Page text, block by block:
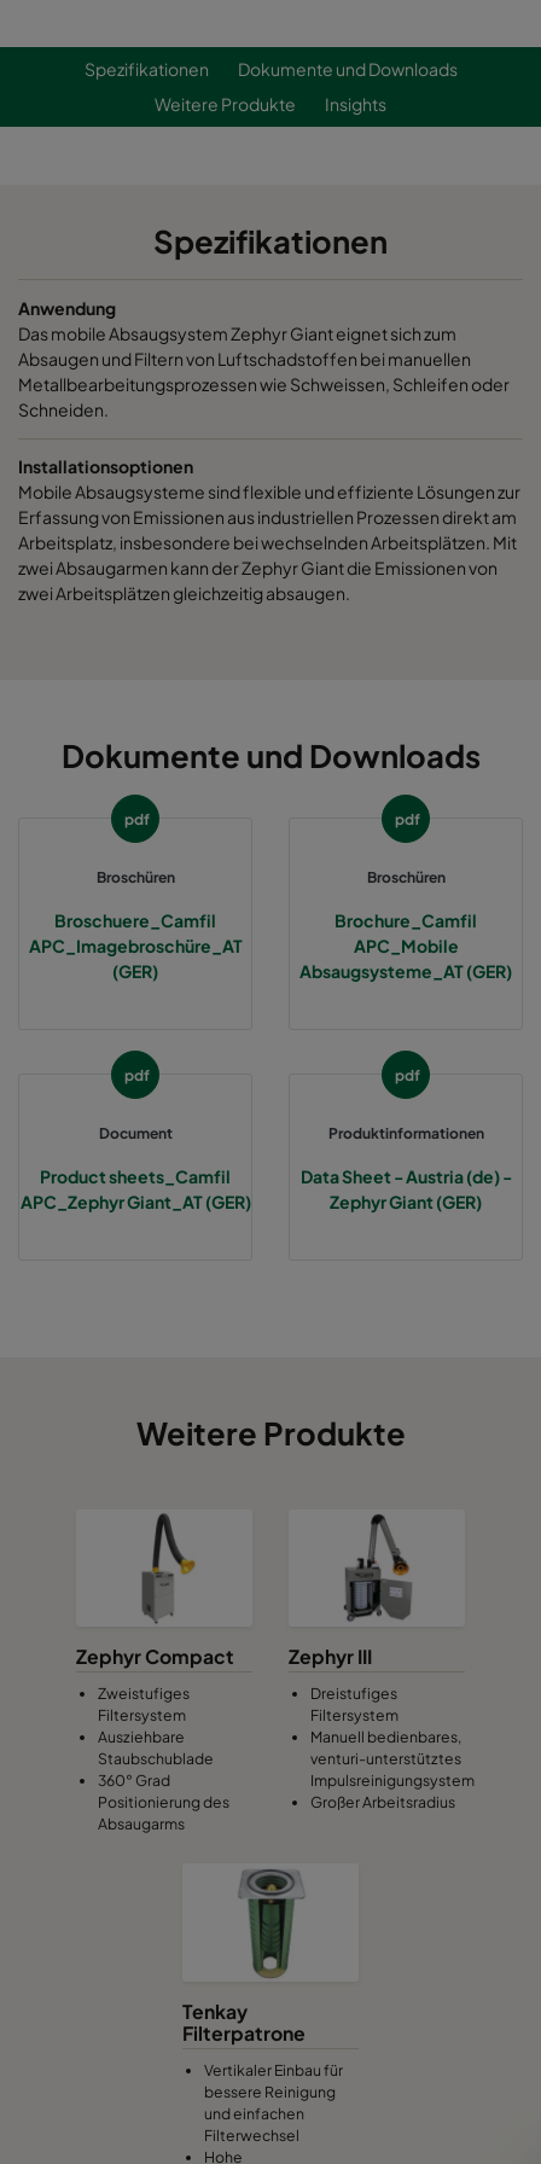
Spezifikationen
Dokumente und Downloads
Weitere Produkte
Insights
Spezifikationen
Anwendung
Das mobile Absaugsystem Zephyr Giant eignet sich zum
Absaugen und Filtern von Luftschadstoffen bei manuellen
Metallbearbeitungsprozessen wie Schweissen, Schleifen oder
Schneiden.
Installationsoptionen
Mobile Absaugsysteme sind flexible und effiziente Lösungen zur
Erfassung von Emissionen aus industriellen Prozessen direkt am
Arbeitsplatz, insbesondere bei wechselnden Arbeitsplätzen. Mit
zwei Absaugarmen kann der Zephyr Giant die Emissionen von
zwei Arbeitsplätzen gleichzeitig absaugen.
Dokumente und Downloads
pdf
Broschüren
Broschuere_Camfil
APC_Imagebroschüre_AT
(GER)
pdf
Broschüren
Brochure_Camfil
APC_Mobile
Absaugsysteme_AT (GER)
pdf
Document
Product sheets_Camfil
APC_Zephyr Giant_AT (GER)
pdf
Produktinformationen
Data Sheet - Austria (de) -
Zephyr Giant (GER)
Weitere Produkte
Zephyr Compact
Zweistufiges
Filtersystem
Ausziehbare
Staubschublade
360° Grad
Positionierung des
Absaugarms
Zephyr III
Dreistufiges
Filtersystem
Manuell bedienbares,
venturi-unterstütztes
Impulsreinigungsystem
Großer Arbeitsradius
Tenkay
Filterpatrone
Vertikaler Einbau für
bessere Reinigung
und einfachen
Filterwechsel
Hohe